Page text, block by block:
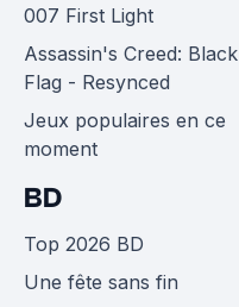
007 First Light
Assassin's Creed: Black
Flag - Resynced
Jeux populaires en ce
moment
BD
Top 2026 BD
Une fête sans fin